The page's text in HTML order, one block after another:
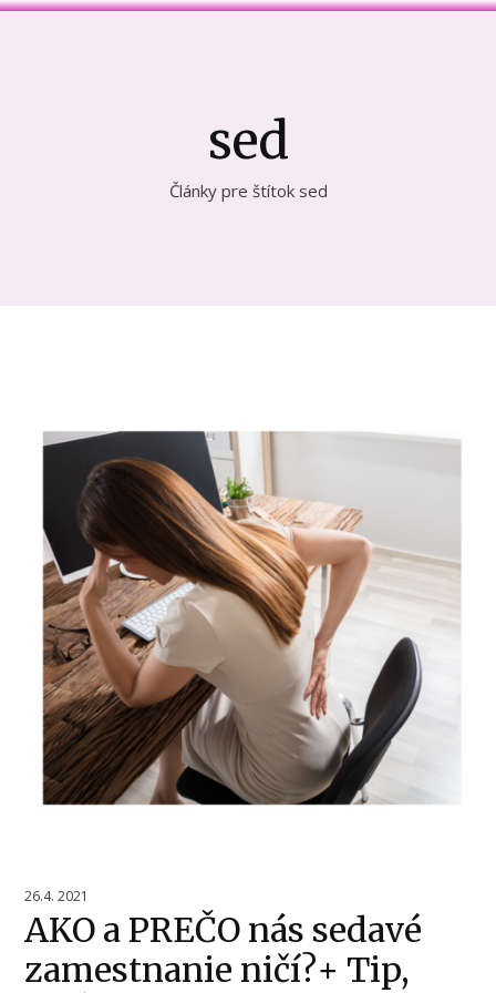
sed
Články pre štítok sed
26.4. 2021
AKO a PREČO nás sedavé
zamestnanie ničí?+ Tip,